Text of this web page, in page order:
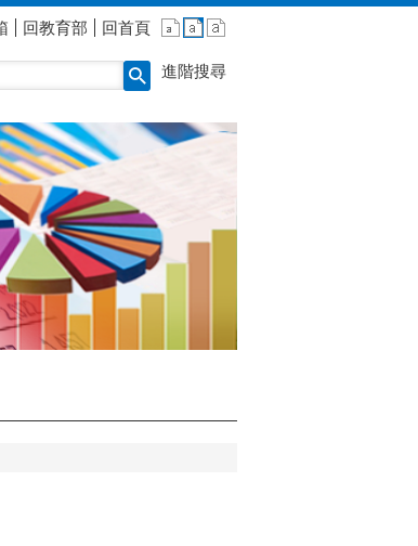
回教育部 回首頁
進階搜尋